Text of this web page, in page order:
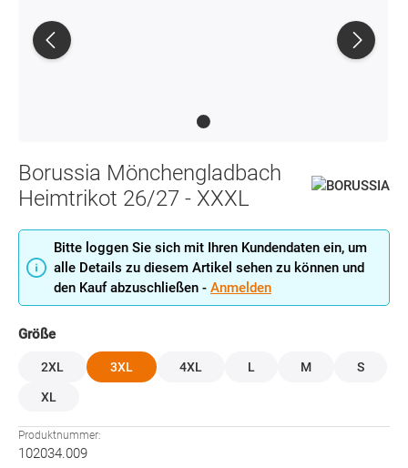
Borussia Mönchengladbach
Heimtrikot 26/27 - XXXL
Bitte loggen Sie sich mit Ihren Kundendaten ein, um
alle Details zu diesem Artikel sehen zu können und
den Kauf abzuschließen - Anmelden
Größeauswählen
2XL 3XL 4XL L M S
XL
Produktnummer:
102034.009